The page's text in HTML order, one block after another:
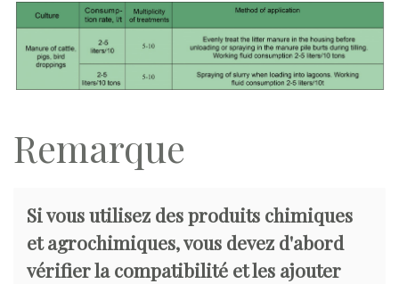
Remarque
Si vous utilisez des produits chimiques
et agrochimiques, vous devez d'abord
vérifier la compatibilité et les ajouter